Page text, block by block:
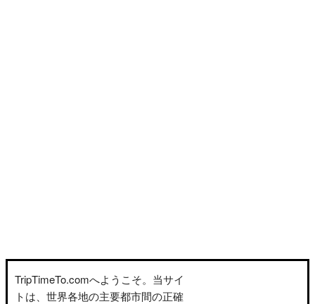
TripTimeTo.comへようこそ。当サイ
トは、世界各地の主要都市間の正確